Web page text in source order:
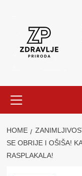
Menu
HOME
SE OBRIJE I OŠIŠA!
RASPLAKALA!